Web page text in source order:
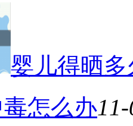
婴儿得晒
怎么办